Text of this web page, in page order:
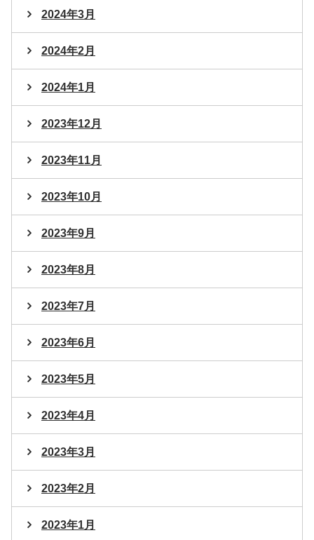
2024年3月
2024年2月
2024年1月
2023年12月
2023年11月
2023年10月
2023年9月
2023年8月
2023年7月
2023年6月
2023年5月
2023年4月
2023年3月
2023年2月
2023年1月